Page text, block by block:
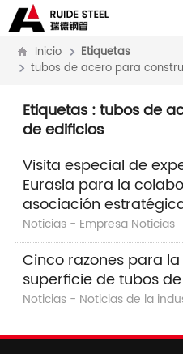
Inicio
Etiquetas
tubos de acero para
Etiquetas: tubos de
de edificios
Visita especial de
Eurasia para la
asociación
Noticias - Empresa Noticias
Cinco razones para
superficie de tubos
Noticias - Noticias de la